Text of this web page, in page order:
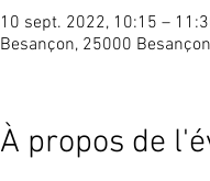
10 sept. 2022, 10:15 –
Besançon, 25000
À propos de